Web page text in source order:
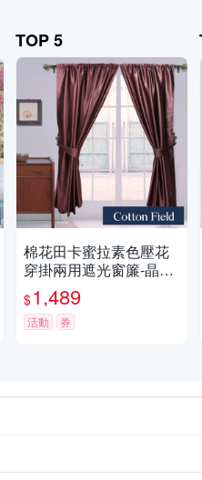
TOP 5
棉花田卡蜜拉素色壓花
穿掛兩用遮光窗簾-晶漾
紅(270x210cm)
$1,489
活動 券